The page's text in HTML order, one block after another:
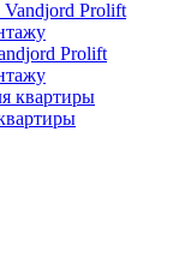
Prolift